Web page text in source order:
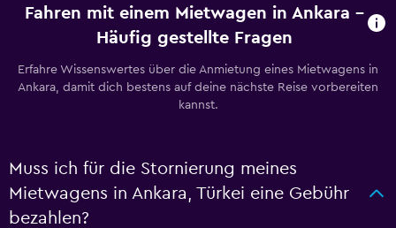
Fahren mit einem Mietwagen in Ankara –
Häufig gestellte Fragen
Erfahre Wissenswertes über die Anmietung eines Mietwagens in
Ankara, damit dich bestens auf deine nächste Reise vorbereiten
kannst.
Muss ich für die Stornierung meines
Mietwagens in Ankara, Türkei eine Gebühr
bezahlen?